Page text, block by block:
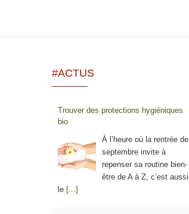
#ACTUS
Trouver des protections hygiéniques
bio
À l’heure où la rentrée de
septembre invite à
repenser sa routine bien-
être de A à Z, c’est aussi
le [...]